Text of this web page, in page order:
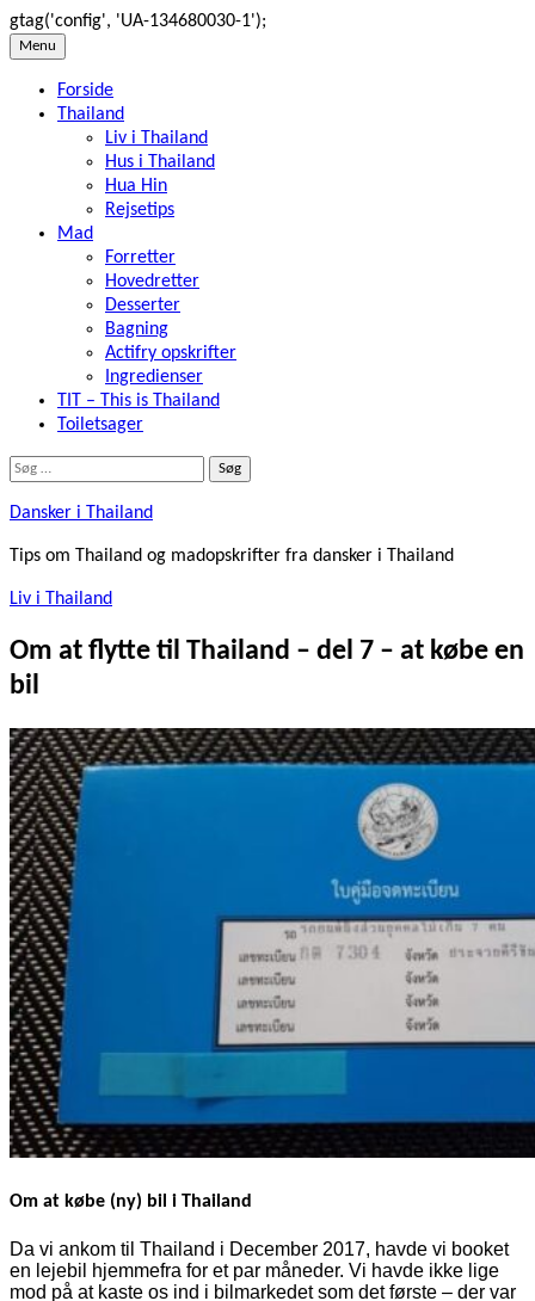
gtag('config', 'UA-134680030-1');
Skip
content
Menu
Forside
Thailand
Liv i Thailand
Hus i Thailand
Hua Hin
Rejsetips
Mad
Forretter
Hovedretter
Desserter
Bagning
Actifry opskrifter
Ingredienser
TIT – This is Thailand
Toiletsager
Søg
Dansker i Thailand
Tips om Thailand og madopskrifter fra dansker i Thailand
Liv i Thailand
Om at flytte til Thailand – del 7 – at købe en
bil
Om at købe (ny) bil i Thailand
Da vi ankom til Thailand i December 2017, havde vi booket
en lejebil hjemmefra for et par måneder. Vi havde ikke lige
mod på at kaste os ind i bilmarkedet som det første – der var